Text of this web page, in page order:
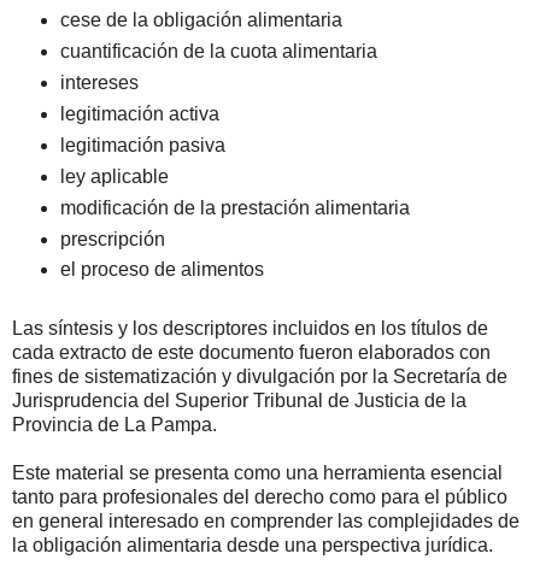
cese de la obligación alimentaria
cuantificación de la cuota alimentaria
intereses
legitimación activa
legitimación pasiva
ley aplicable
modificación de la prestación alimentaria
prescripción
el proceso de alimentos
Las síntesis y los descriptores incluidos en los títulos de
cada extracto de este documento fueron elaborados con
fines de sistematización y divulgación por la Secretaría de
Jurisprudencia del Superior Tribunal de Justicia de la
Provincia de La Pampa.
Este material se presenta como una herramienta esencial
tanto para profesionales del derecho como para el público
en general interesado en comprender las complejidades de
la obligación alimentaria desde una perspectiva jurídica.